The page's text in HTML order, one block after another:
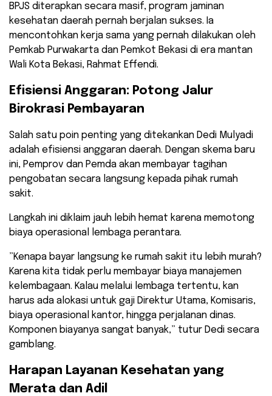
BPJS diterapkan secara masif, program jaminan
kesehatan daerah pernah berjalan sukses. Ia
mencontohkan kerja sama yang pernah dilakukan oleh
Pemkab Purwakarta dan Pemkot Bekasi di era mantan
Wali Kota Bekasi, Rahmat Effendi.
​Efisiensi Anggaran: Potong Jalur
Birokrasi Pembayaran
​Salah satu poin penting yang ditekankan Dedi Mulyadi
adalah efisiensi anggaran daerah. Dengan skema baru
ini, Pemprov dan Pemda akan membayar tagihan
pengobatan secara langsung kepada pihak rumah
sakit.
​Langkah ini diklaim jauh lebih hemat karena memotong
biaya operasional lembaga perantara.
​”Kenapa bayar langsung ke rumah sakit itu lebih murah?
Karena kita tidak perlu membayar biaya manajemen
kelembagaan. Kalau melalui lembaga tertentu, kan
harus ada alokasi untuk gaji Direktur Utama, Komisaris,
biaya operasional kantor, hingga perjalanan dinas.
Komponen biayanya sangat banyak,” tutur Dedi secara
gamblang.
​Harapan Layanan Kesehatan yang
Merata dan Adil